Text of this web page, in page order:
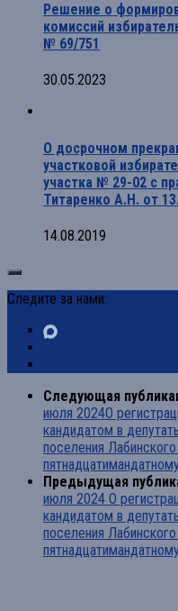
Решение о
комиссий
№ 69/751
30.05.2023
О досрочном
участковой
участка № 29-02 с
Титаренко А.Н. от
14.08.2019
Следите за нами:
Следующая
июля 2024О
кандидатом в
поселения
Предыдущая
июля 2024 О
кандидатом в
поселения